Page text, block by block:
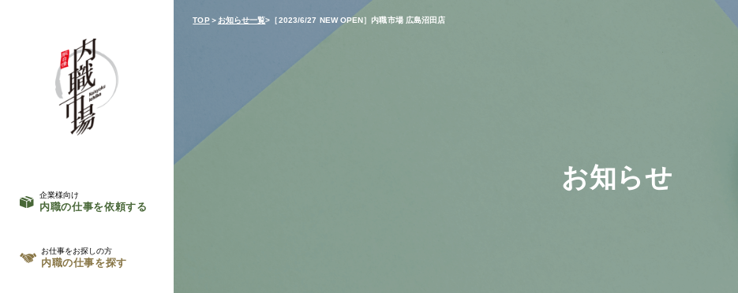
企業様向け
内職の仕事を依頼する
お仕事をお探しの方
内職の仕事を探す
TOP＞お知らせ一覧>［2023/6/27 NEW OPEN］内職市場 広島沼田店
お知らせ